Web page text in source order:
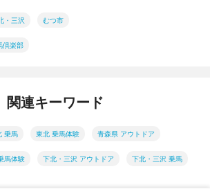
・三沢 むつ市
倶楽部
関連キーワード
乗馬 東北 乗馬体験 青森県 アウトドア
馬体験 下北・三沢 アウトドア 下北・三沢 乗馬